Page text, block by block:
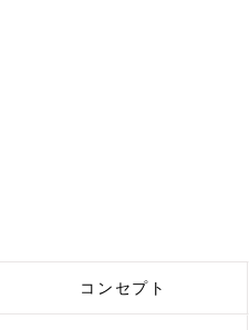
コンセプト